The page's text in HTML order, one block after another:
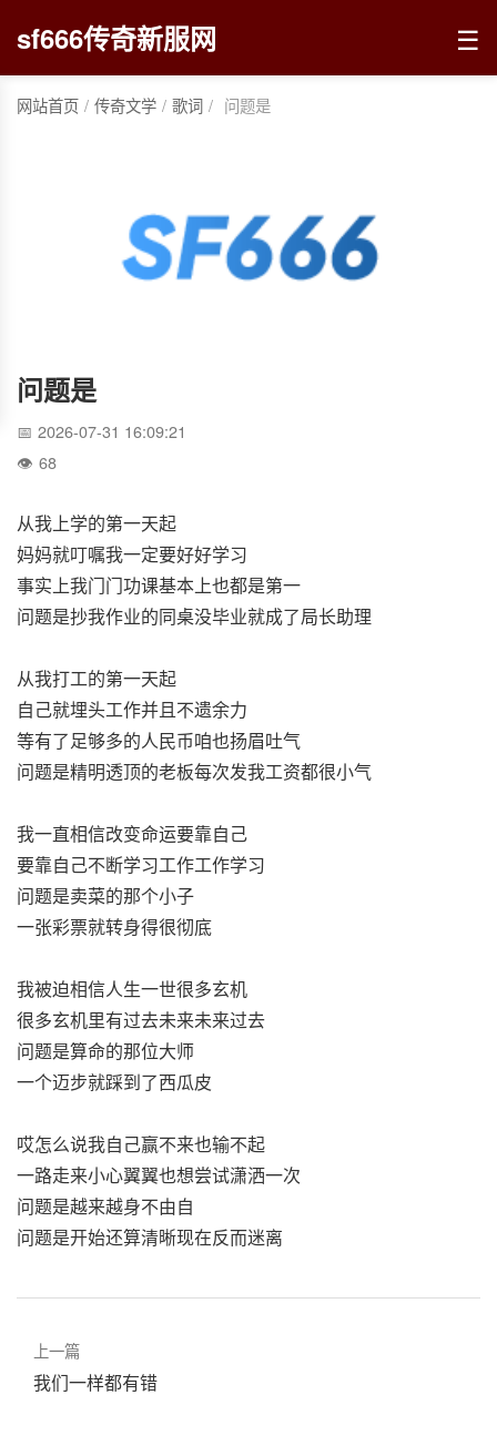
sf666传奇新服网 ☰
网站首页 / 传奇文学 / 歌词 / 问题是
问题是
2026-07-31 16:09:21
68
从我上学的第一天起
妈妈就叮嘱我一定要好好学习
事实上我门门功课基本上也都是第一
问题是抄我作业的同桌没毕业就成了局长助理
从我打工的第一天起
自己就埋头工作并且不遗余力
等有了足够多的人民币咱也扬眉吐气
问题是精明透顶的老板每次发我工资都很小气
我一直相信改变命运要靠自己
要靠自己不断学习工作工作学习
问题是卖菜的那个小子
一张彩票就转身得很彻底
我被迫相信人生一世很多玄机
很多玄机里有过去未来未来过去
问题是算命的那位大师
一个迈步就踩到了西瓜皮
哎怎么说我自己赢不来也输不起
一路走来小心翼翼也想尝试潇洒一次
问题是越来越身不由自
问题是开始还算清晰现在反而迷离
上一篇
我们一样都有错